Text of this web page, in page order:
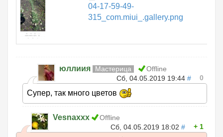
04-17-59-49-
315_com.miui_.gallery.png
юллиия Мастерица
Offline
Сб, 04.05.2019 19:44 # 0
Супер, так много цветов
Vesnaxxx
Offline
Сб, 04.05.2019 18:02 # 1